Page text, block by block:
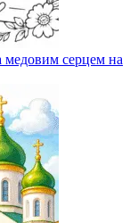
медовим серцем на